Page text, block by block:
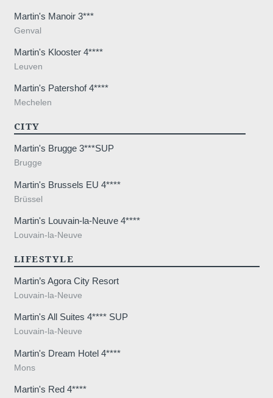
Martin's Manoir 3***
Genval
Martin's Klooster 4****
Leuven
Martin's Patershof 4****
Mechelen
CITY
Martin's Brugge 3***SUP
Brugge
Martin's Brussels EU 4****
Brüssel
Martin's Louvain-la-Neuve 4****
Louvain-la-Neuve
LIFESTYLE
Martin’s Agora City Resort
Louvain-la-Neuve
Martin's All Suites 4**** SUP
Louvain-la-Neuve
Martin's Dream Hotel 4****
Mons
Martin's Red 4****